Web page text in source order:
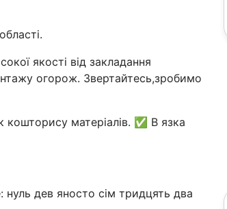
якості від закладання
огорож. Звертайтесь,зробимо
кошторису матеріалів. ✅ В язка
дев яносто сім тридцять два